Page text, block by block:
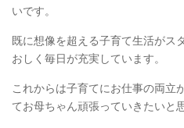
いです。
既に想像を超える子育て生活がス
おしく毎日が充実しています。
これからは子育てにお仕事の両立
てお母ちゃん頑張っていきたいと